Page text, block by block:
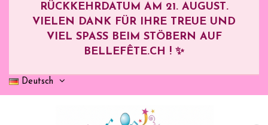
RÜCKKEHRDATUM AM 21. AUGUST.
VIELEN DANK FÜR IHRE TREUE UND
VIEL SPASS BEIM STÖBERN AUF B
ELLEFÊTE.CH ! ✨
Deutsch